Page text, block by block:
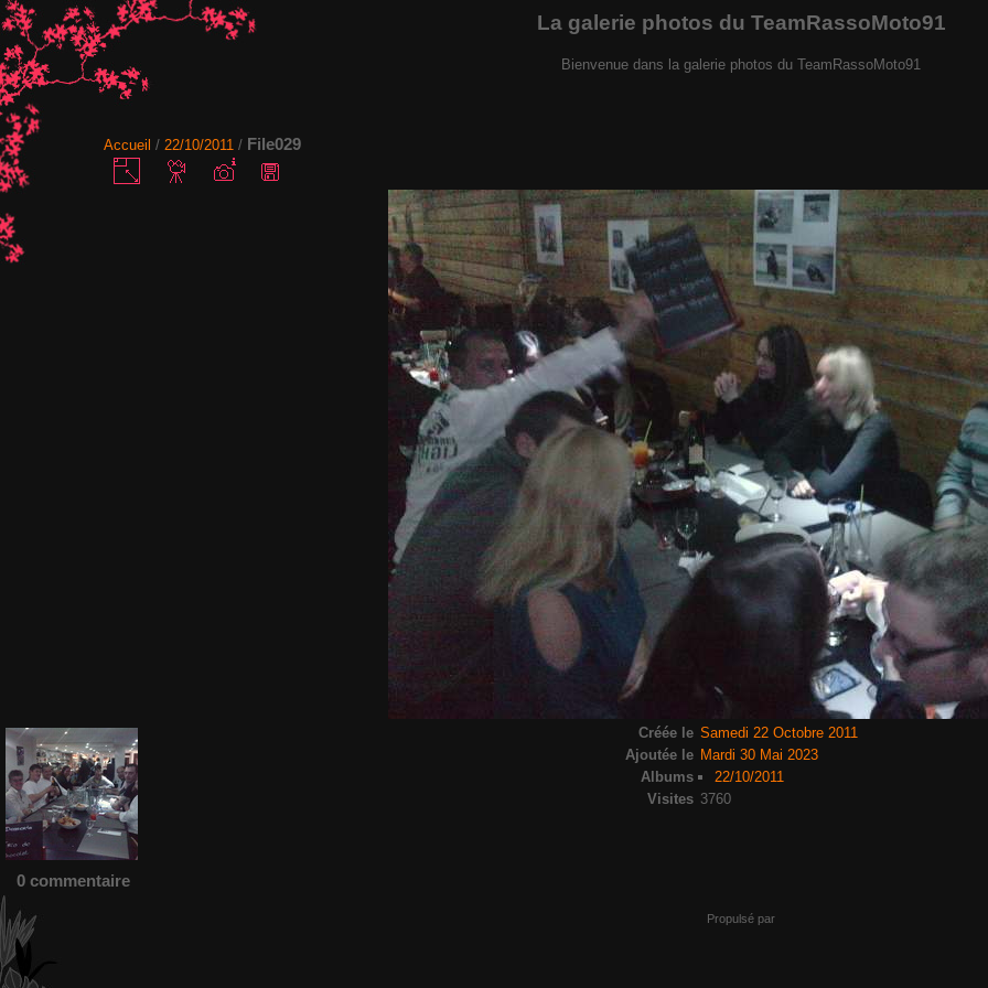
La galerie photos du TeamRassoMoto91
Bienvenue dans la galerie photos du TeamRassoMoto91
Accueil / 22/10/2011 / File029
Créée le Samedi 22 Octobre 2011
Ajoutée le Mardi 30 Mai 2023
Albums
22/10/2011
Visites 3760
0 commentaire
Propulsé par